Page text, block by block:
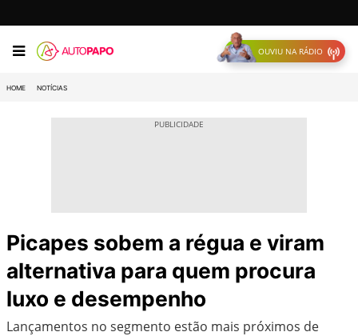
OUVIU NA RÁDIO
HOME NOTÍCIAS
Picapes sobem a régua e viram
alternativa para quem procura
luxo e desempenho
Lançamentos no segmento estão mais próximos de